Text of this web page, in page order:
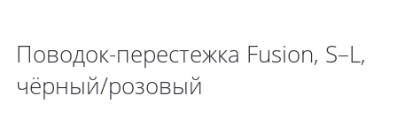
Поводок-перестежка Fusion, S–L,
чёрный/розовый